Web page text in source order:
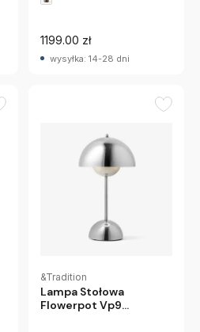
1199.00 zł
wysyłka: 14-28 dni
&Tradition
Lampa Stołowa
Flowerpot Vp9